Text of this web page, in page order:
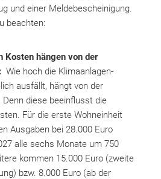
und einer Meldebescheinigung.
beachten:
Kosten hängen von der
Wie hoch die Klimaanlagen-
ausfällt, hängt von der
Denn diese beeinflusst die
Für die erste Wohneinheit
Ausgaben bei 28.000 Euro
alle sechs Monate um 750
kommen 15.000 Euro (zweite
bzw. 8.000 Euro (ab der